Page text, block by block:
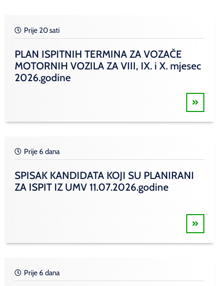
Prije 20 sati
PLAN ISPITNIH TERMINA ZA VOZAČE
MOTORNIH VOZILA ZA VIII, IX. i X. mjesec
2026.godine
Prije 6 dana
SPISAK KANDIDATA KOJI SU PLANIRANI
ZA ISPIT IZ UMV 11.07.2026.godine
Prije 6 dana